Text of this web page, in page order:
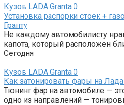
Кузов LADA Granta 0
Установка распорки стоек +
Гранту
Не каждому автомобилисту
капота, который расположен
Сегодня
Кузов LADA Granta 0
Как затонировать фары на Лада
Тюнинг фар на автомобиле —
одно из направлений —